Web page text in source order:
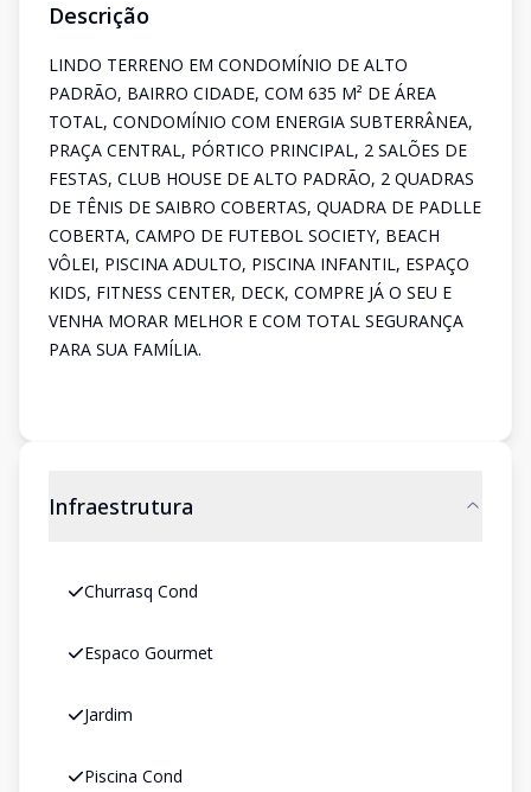
Descrição
LINDO TERRENO EM CONDOMÍNIO DE ALTO
PADRÃO, BAIRRO CIDADE, COM 635 M² DE ÁREA
TOTAL, CONDOMÍNIO COM ENERGIA SUBTERRÂNEA,
PRAÇA CENTRAL, PÓRTICO PRINCIPAL, 2 SALÕES DE
FESTAS, CLUB HOUSE DE ALTO PADRÃO, 2 QUADRAS
DE TÊNIS DE SAIBRO COBERTAS, QUADRA DE PADLLE
COBERTA, CAMPO DE FUTEBOL SOCIETY, BEACH
VÔLEI, PISCINA ADULTO, PISCINA INFANTIL, ESPAÇO
KIDS, FITNESS CENTER, DECK, COMPRE JÁ O SEU E
VENHA MORAR MELHOR E COM TOTAL SEGURANÇA
PARA SUA FAMÍLIA.
Infraestrutura
Churrasq Cond
Espaco Gourmet
Jardim
Piscina Cond